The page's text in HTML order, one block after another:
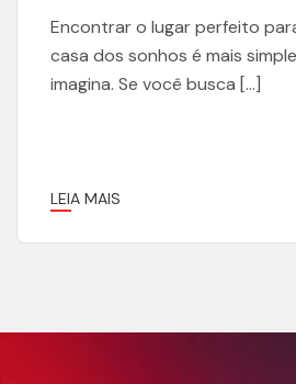
Encontrar o lugar perfeito
casa dos sonhos é mais
imagina. Se você busca […]
LEIA MAIS